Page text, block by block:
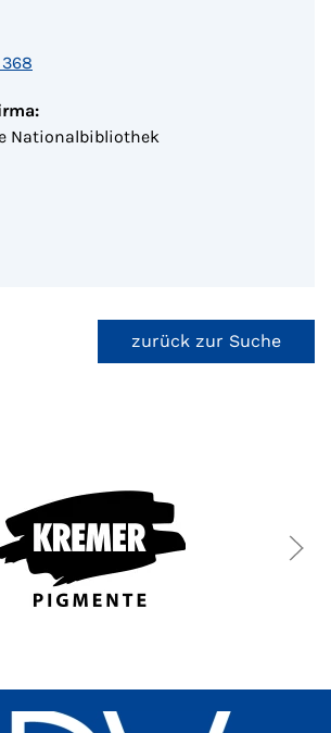
Nationalbibliothek
zurück zur Suche